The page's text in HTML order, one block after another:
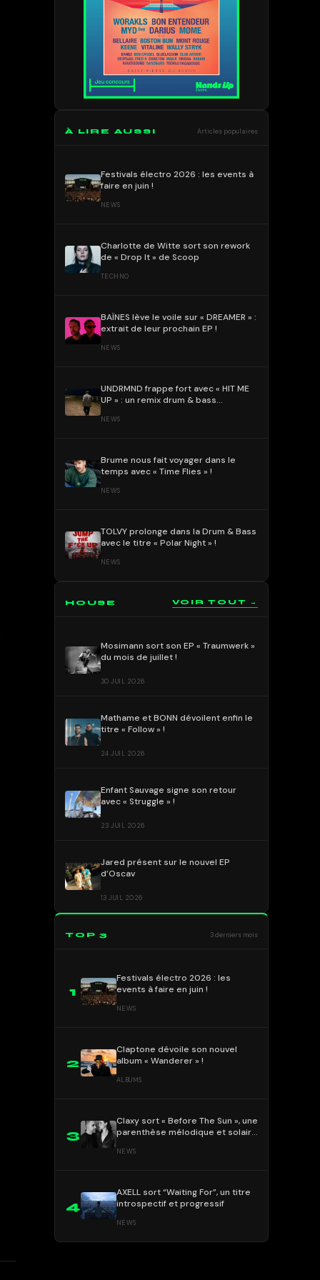
À LIRE AUSSI Articles populaires
Festivals électro 2026 : les events à
faire en juin !
NEWS
Charlotte de Witte sort son rework
de « Drop It » de Scoop
TECHNO
BAÏNES lève le voile sur « DREAMER » :
extrait de leur prochain EP !
NEWS
UNDRMND frappe fort avec « HIT ME
UP » : un remix drum & bass
NEWS
Brume nous fait voyager dans le
temps avec « Time Flies » !
NEWS
TOLVY prolonge dans la Drum & Bass
avec le titre « Polar Night » !
NEWS
HOUSE VOIR TOUT →
Mosimann sort son EP « Traumwerk »
du mois de juillet !
30 JUIL 2026
Mathame et BONN dévoilent enfin le
titre « Follow » !
24 JUIL 2026
Enfant Sauvage signe son retour
avec « Struggle » !
23 JUIL 2026
Jared présent sur le nouvel EP
d’Oscav
13 JUIL 2026
TOP 3 3 derniers mois
1
Festivals électro 2026 : les
events à faire en juin !
NEWS
2
Claptone dévoile son nouvel
album « Wanderer » !
ALBUMS
3
Claxy sort « Before The Sun », une
parenthèse mélodique et solaire
NEWS
4
AXELL sort “Waiting For”, un titre
introspectif et progressif
NEWS